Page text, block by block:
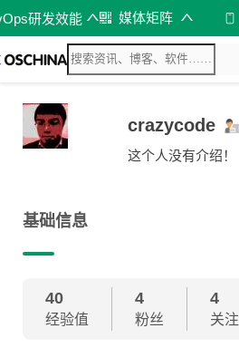
研发效能 媒体矩阵
crazycode
这个人没有介绍！
基础信息
40
经验值
4
粉丝
4
关注